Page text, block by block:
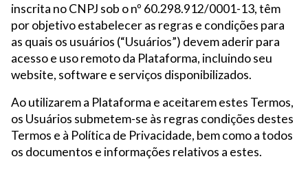
inscrita no CNPJ sob o nº 60.298.912/0001-13, têm
por objetivo estabelecer as regras e condições para
as quais os usuários (“Usuários”) devem aderir para
acesso e uso remoto da Plataforma, incluindo seu
website, software e serviços disponibilizados.
Ao utilizarem a Plataforma e aceitarem estes Termos,
os Usuários submetem-se às regras condições destes
Termos e à Política de Privacidade, bem como a todos
os documentos e informações relativos a estes.